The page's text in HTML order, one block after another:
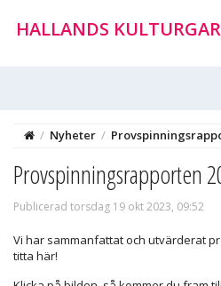
HALLANDS
/ Nyheter /
Provspinningsrapporten
Publicerad torsdag 19 okt 2023, 09:52
Vi har sammanfattat och utvärderat
titta här!